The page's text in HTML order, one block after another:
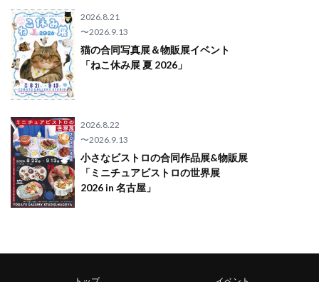
2026.8.21
〜2026.9.13
猫の合同写真展＆物販展イベント
「ねこ休み展 夏 2026」
2026.8.22
〜2026.9.13
小さなビストロの合同作品展&物販展
「ミニチュアビストロの世界展
2026 in 名古屋」